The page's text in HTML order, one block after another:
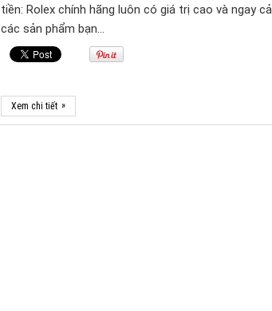
tiền: Rolex chính hãng luôn có giá trị cao và ngay
các sản phẩm bạn…
Xem chi tiết »